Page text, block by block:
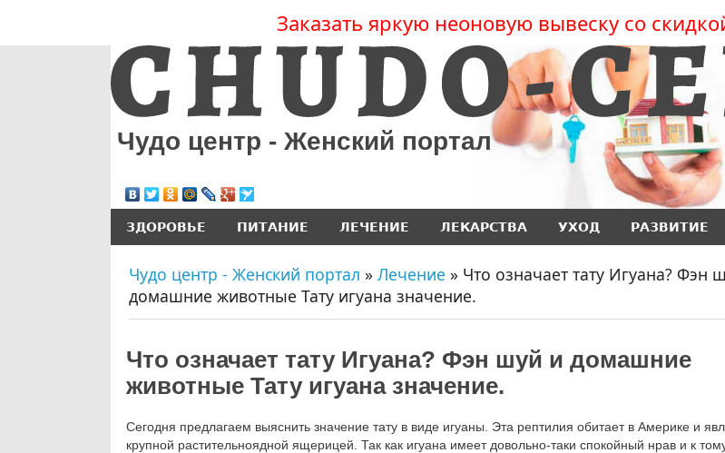
Заказать яркую неоновую вывеску со
Чудо центр - Женский портал
ЗДОРОВЬЕ ПИТАНИЕ ЛЕЧЕНИЕ ЛЕКАРСТВА УХОД РАЗВИТИЕ
Чудо центр - Женский портал » Лечение » Что означает тату Игуана? Фэн
домашние животные Тату игуана значение.
Что означает тату Игуана? Фэн шуй и домашние
животные Тату игуана значение.
Сегодня предлагаем выяснить значение тату в виде игуаны. Эта рептилия обитает в Америке и
крупной растительноядной ящерицей. Так как игуана имеет довольно-таки спокойный нрав и к